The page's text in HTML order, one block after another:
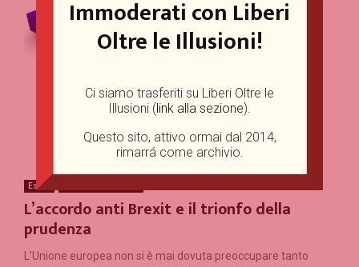
Esteri
L’accordo anti Brexit e il trionfo della
prudenza
L’Unione europea non si è mai dovuta preoccupare tanto
Immoderati con Liberi
Oltre le Illusioni!
Ci siamo trasferiti su Liberi Oltre le
Illusioni (link alla sezione).
Questo sito, attivo ormai dal 2014,
rimarrá come archivio.